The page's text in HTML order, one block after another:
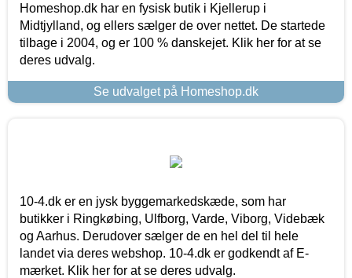
Homeshop.dk har en fysisk butik i Kjellerup i
Midtjylland, og ellers sælger de over nettet. De startede
tilbage i 2004, og er 100 % danskejet. Klik her for at se
deres udvalg.
Se udvalget på Homeshop.dk
10-4.dk er en jysk byggemarkedskæde, som har
butikker i Ringkøbing, Ulfborg, Varde, Viborg, Videbæk
og Aarhus. Derudover sælger de en hel del til hele
landet via deres webshop. 10-4.dk er godkendt af E-
mærket. Klik her for at se deres udvalg.